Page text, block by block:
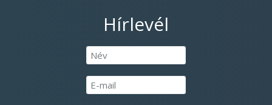
Hírlevél